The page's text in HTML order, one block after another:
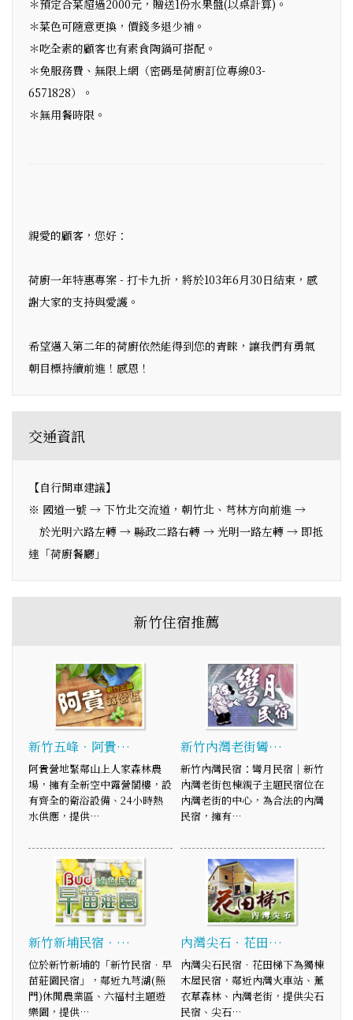
＊預定合菜超過2000元，贈送1份水果盤(以桌計算)。
＊菜色可隨意更換，價錢多退少補。
＊吃全素的顧客也有素食陶鍋可搭配。
＊免服務費、無限上網（密碼是荷廚訂位專線03-
6571828）。
＊無用餐時限。
親愛的顧客，您好：
荷廚一年特惠專案 - 打卡九折，將於103年6月30日結束，感
謝大家的支持與愛護。
希望邁入第二年的荷廚依然能得到您的青睞，讓我們有勇氣
朝目標持續前進！感恩！
交通資訊
【自行開車建議】
※ 國道一號 → 下竹北交流道，朝竹北、芎林方向前進 →
於光明六路左轉 → 縣政二路右轉 → 光明一路左轉 → 即抵
達「荷廚餐廳」
新竹住宿推薦
新竹五峰．阿貴…
阿貴營地緊鄰山上人家森林農
場，擁有全新空中露營閣樓，設
有齊全的衛浴設備、24小時熱
水供應，提供…
新竹內灣老街彎…
新竹內灣民宿：彎月民宿｜新竹
內灣老街包棟親子主題民宿位在
內灣老街的中心，為合法的內灣
民宿，擁有…
新竹新埔民宿．…
位於新竹新埔的「新竹民宿．早
苗莊園民宿」，鄰近九芎湖(照
門)休閒農業區、六福村主題遊
樂園，提供…
內灣尖石‧花田…
內灣尖石民宿‧花田梯下為獨棟
木屋民宿，鄰近內灣火車站、薰
衣草森林、內灣老街，提供尖石
民宿、尖石…